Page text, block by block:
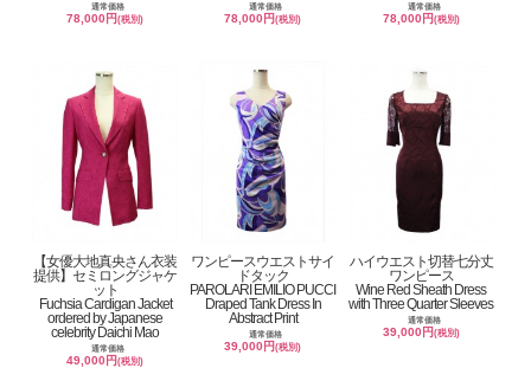
通常価格
78,000円(税別)
通常価格
78,000円(税別)
通常価格
78,000円 (税別)
【女優大地真央さん衣装
提供】セミロングジャケ
ット
Fuchsia Cardigan Jacket
ordered by Japanese
celebrity Daichi Mao
通常価格
49,000円(税別)
ワンピースウエストサイ
ドタック
PAROLARI EMILIO PUCCI
Draped Tank Dress In
Abstract Print
通常価格
39,000円(税別)
ハイウエスト切替七分丈
ワンピース
Wine Red Sheath Dress
with Three Quarter Sleeves
通常価格
39,000円 (税別)